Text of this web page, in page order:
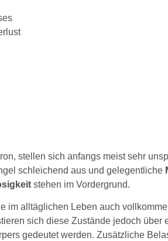
stellen sich anfangs meist sehr
schleichend aus und gelegentliche
stehen im Vordergrund.
im alltäglichen Leben auch
sich diese Zustände jedoch über
gedeutet werden. Zusätzliche